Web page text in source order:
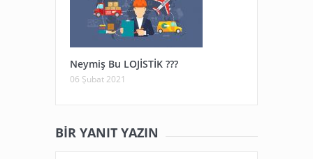
Neymiş Bu LOJİSTİK ???
06 Şubat 2021
BIR YANIT YAZIN